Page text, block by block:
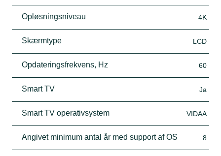
Opløsningsniveau 4K
Skærmtype LCD
Opdateringsfrekvens, Hz 60
Smart TV Ja
Smart TV operativsystem VIDAA
Angivet minimum antal år med support af OS 8